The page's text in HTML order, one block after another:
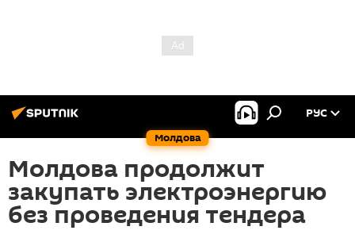
Молдова
РУС
Молдова продолжит
закупать электроэнергию
без проведения тендера